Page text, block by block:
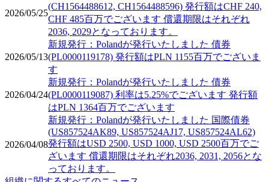
2026/05/25
(CH1564488612, CH1564488596) 発行額はCHF 240,
CHF 485百万でございます 償還期限はそれぞれ
2036, 2029となっております。
2026/05/13
新規発行：Polandが発行いたしました 債券
(PL0000119178) 発行額はPLN 1155百万でございま
す
2026/04/24
新規発行：Polandが発行いたしました 債券
(PL0000119087) 利率は5.25%でございます 発行額
はPLN 1364百万でございます
2026/04/08
新規発行：Polandが発行いたしました 国際債券
(US857524AK89, US857524AJ17, US857524AL62)
発行額はUSD 2500, USD 1000, USD 2500百万でご
ざいます 償還期限はそれぞれ2036, 2031, 2056とな
っております。